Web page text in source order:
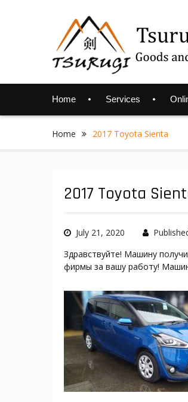
Home Services
Home 2017 Toyota Sienta
2017 Toyota
July 21, 2020
Здравствуйте! Машину
фирмы за вашу работу!